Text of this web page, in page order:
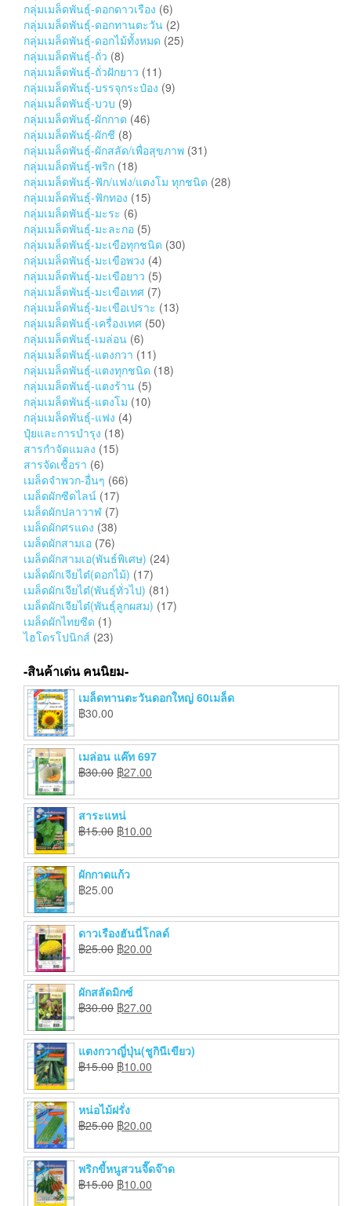
กลุ่มเมล็ดพันธุ์-ดอกดาวเรือง (6)
กลุ่มเมล็ดพันธุ์-ดอกทานตะวัน (2)
กลุ่มเมล็ดพันธุ์-ดอกไม้ทั้งหมด (25)
กลุ่มเมล็ดพันธุ์-ถั่ว (8)
กลุ่มเมล็ดพันธุ์-ถั่วฝักยาว (11)
กลุ่มเมล็ดพันธุ์-บรรจุกระป๋อง (9)
กลุ่มเมล็ดพันธุ์-บวบ (9)
กลุ่มเมล็ดพันธุ์-ผักกาด (46)
กลุ่มเมล็ดพันธุ์-ผักชี (8)
กลุ่มเมล็ดพันธุ์-ผักสลัด/เพื่อสุขภาพ (31)
กลุ่มเมล็ดพันธุ์-พริก (18)
กลุ่มเมล็ดพันธุ์-ฟัก/แฟง/แตงโม ทุกชนิด (28)
กลุ่มเมล็ดพันธุ์-ฟักทอง (15)
กลุ่มเมล็ดพันธุ์-มะระ (6)
กลุ่มเมล็ดพันธุ์-มะละกอ (5)
กลุ่มเมล็ดพันธุ์-มะเขือทุกชนิด (30)
กลุ่มเมล็ดพันธุ์-มะเขือพวง (4)
กลุ่มเมล็ดพันธุ์-มะเขือยาว (5)
กลุ่มเมล็ดพันธุ์-มะเขือเทศ (7)
กลุ่มเมล็ดพันธุ์-มะเขือเปราะ (13)
กลุ่มเมล็ดพันธุ์-เครื่องเทศ (50)
กลุ่มเมล็ดพันธุ์-เมล่อน (6)
กลุ่มเมล็ดพันธุ์-แตงกวา (11)
กลุ่มเมล็ดพันธุ์-แตงทุกชนิด (18)
กลุ่มเมล็ดพันธุ์-แตงร้าน (5)
กลุ่มเมล็ดพันธุ์-แตงโม (10)
กลุ่มเมล็ดพันธุ์-แฟง (4)
ปุ๋ยและการบำรุง (18)
สารกำจัดแมลง (15)
สารจัดเชื้อรา (6)
เมล็ดจำพวก-อื่นๆ (66)
เมล็ดผักซีดไลน์ (17)
เมล็ดผักปลาวาฬ (7)
เมล็ดผักศรแดง (38)
เมล็ดผักสามเอ (76)
เมล็ดผักสามเอ(พันธ์พิเศษ) (24)
เมล็ดผักเจียไต๋(ดอกไม้) (17)
เมล็ดผักเจียไต๋(พันธุ์ทั่วไป) (81)
เมล็ดผักเจียไต๋(พันธุ์ลูกผสม) (17)
เมล็ดผักไทยซีด (1)
ไฮโดรโปนิกส์ (23)
-สินค้าเด่น คนนิยม-
เมล็ดทานตะวันดอกใหญ่ 60เมล็ด
฿30.00
เมล่อน แค๊ท 697
฿30.00 ฿27.00
สาระแหน่
฿15.00 ฿10.00
ผักกาดแก้ว
฿25.00
ดาวเรืองฮันนี่โกลด์
฿25.00 ฿20.00
ผักสลัดมิกซ์
฿30.00 ฿27.00
แตงกวาญี่ปุ่น(ชูกินีเขียว)
฿15.00 ฿10.00
หน่อไม้ฝรั่ง
฿25.00 ฿20.00
พริกขี้หนูสวนจี๊ดจ๊าด
฿15.00 ฿10.00